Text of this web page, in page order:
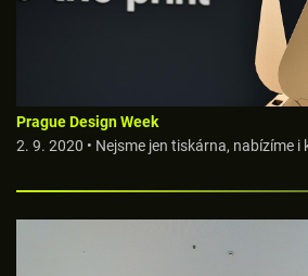
Prague Design Week
2. 9. 2020 • Nejsme jen tiskárna, nabízíme i